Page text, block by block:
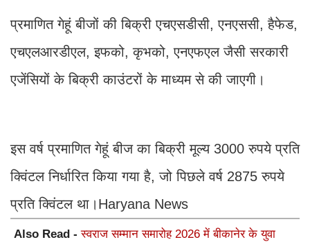
प्रमाणित गेहूं बीजों की बिक्री एचएसडीसी, एनएससी, हैफेड,
एचएलआरडीएल, इफको, कृभको, एनएफएल जैसी सरकारी
एजेंसियों के बिक्री काउंटरों के माध्यम से की जाएगी।
इस वर्ष प्रमाणित गेहूं बीज का बिक्री मूल्य 3000 रुपये प्रति
क्विंटल निर्धारित किया गया है, जो पिछले वर्ष 2875 रुपये
प्रति क्विंटल था।Haryana News
Also Read -स्वराज सम्मान समारोह 2026 में बीकानेर के युवा